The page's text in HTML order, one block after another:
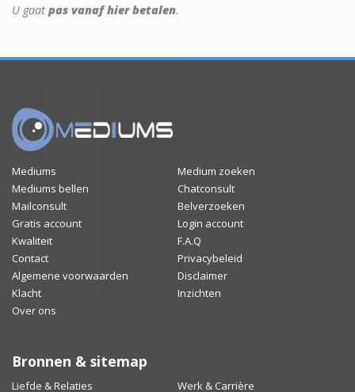
U gaat pas vanaf hier betalen.
Mediums
Medium zoeken
Mediums bellen
Chatconsult
Mailconsult
Belverzoeken
Gratis account
Login account
Kwaliteit
F.A.Q
Contact
Privacybeleid
Algemene voorwaarden
Disclaimer
Klacht
Inzichten
Over ons
Bronnen & sitemap
Liefde & Relaties Werk & Carrière